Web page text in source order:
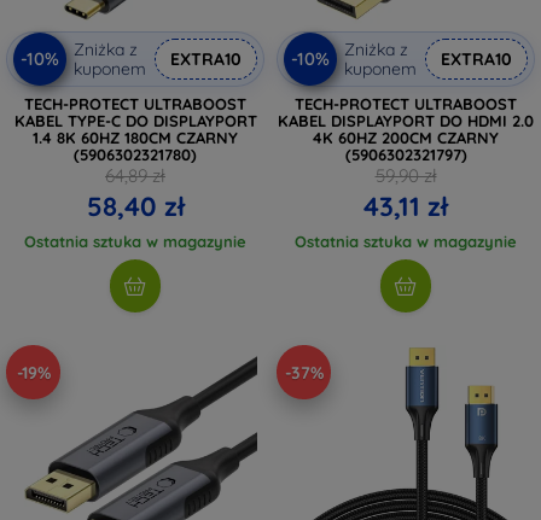
-10%
Zniżka z
kuponem
EXTRA10
TECH-PROTECT ULTRABOOST
KABEL TYPE-C DO DISPLAYPORT
1.4 8K 60HZ 180CM CZARNY
(5906302321780)
64,89 zł
58,40 zł
Ostatnia sztuka w magazynie
-10%
Zniżka z
kuponem
EXTRA10
TECH-PROTECT ULTRABOOST
KABEL DISPLAYPORT DO HDMI 2.0
4K 60HZ 200CM CZARNY
(5906302321797)
59,90 zł
43,11 zł
Ostatnia sztuka w magazynie
-19% -37%